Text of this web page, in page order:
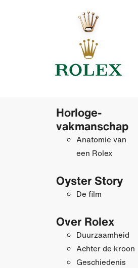
Horloge­
vakmanschap
Anatomie van
een Rolex
Oyster Story
De film
Over Rolex
Duurzaamheid
Achter de kroon
Geschiedenis